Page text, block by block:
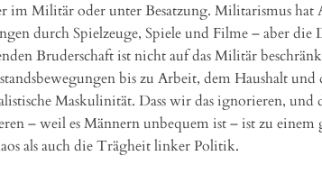
im Militär oder unter Besatzung. Militarismus hat
durch Spielzeuge, Spiele und Filme – aber
Bruderschaft ist nicht auf das Militär
bis zu Arbeit, dem Haushalt und
Maskulinität. Dass wir das ignorieren,
– weil es Männern unbequem ist – ist zu
als auch die Trägheit linker Politik.